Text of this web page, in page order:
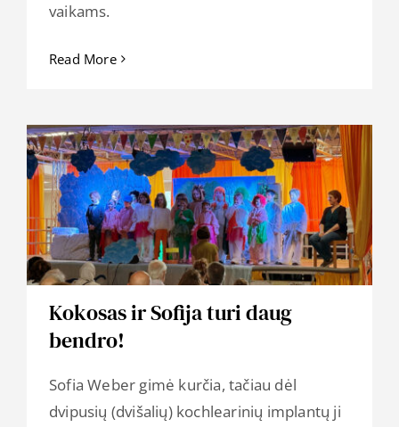
vaikams.
Read More
Kokosas ir Sofija turi daug
bendro!
Sofia Weber gimė kurčia, tačiau dėl
dvipusių (dvišalių) kochlearinių implantų ji